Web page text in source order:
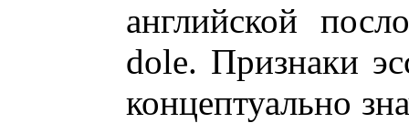
английской
dole. Признаки
концептуально